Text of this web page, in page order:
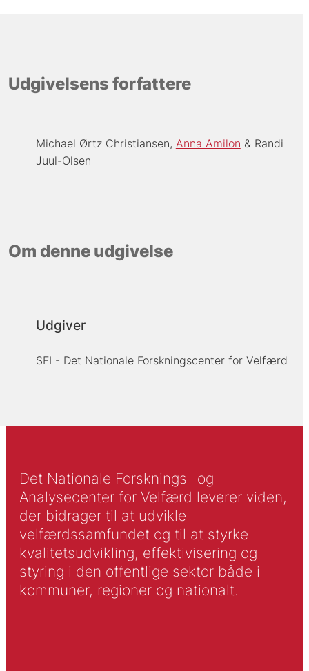
Udgivelsens forfattere
Michael Ørtz Christiansen Anna Amilon
Randi
Juul-Olsen
Om denne udgivelse
Udgiver
SFI - Det Nationale Forskningscenter for Velfærd
Det Nationale Forsknings- og
Analysecenter for Velfærd leverer viden,
der bidrager til at udvikle
velfærdssamfundet og til at styrke
kvalitetsudvikling, effektivisering og
styring i den offentlige sektor både i
kommuner, regioner og nationalt.